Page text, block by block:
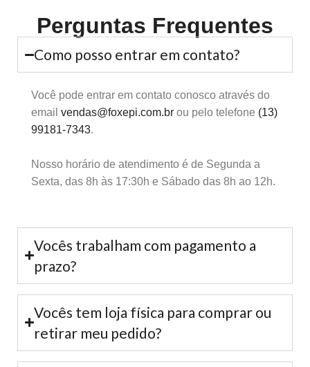
Perguntas Frequentes
Como posso entrar em contato?
Você pode entrar em contato conosco através do
email vendas@foxepi.com.br ou pelo telefone (13)
99181-7343.
Nosso horário de atendimento é de Segunda a
Sexta, das 8h às 17:30h e Sábado das 8h ao 12h.
Vocês trabalham com pagamento a
prazo?
Vocês tem loja física para comprar ou
retirar meu pedido?